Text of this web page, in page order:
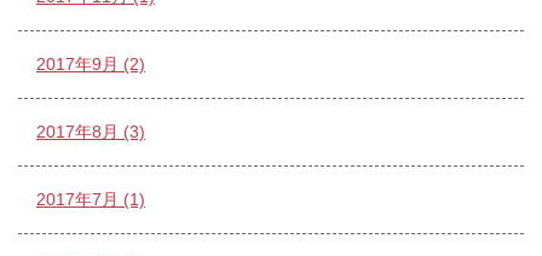
2017年9月 (2)
2017年8月 (3)
2017年7月 (1)